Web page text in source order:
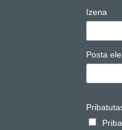
Izena
Posta